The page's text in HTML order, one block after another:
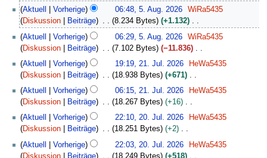
K
e
i
n
e
B
e
r
b
e
i
t
u
Aktuell Vorherige 06:48, 5. Aug. 2026
WiRa5435
Diskussion
Beiträge 8.234 Bytes
+1.132
K
e
n
e
B
e
r
b
e
Aktuell Vorherige 06:29, 5. Aug. 2026
WiRa5435
Diskussion
Beiträge 7.102 Bytes
−11.836
K
e
n
e
B
e
r
Aktuell Vorherige 19:19, 21. Jul. 2026
HeWa5435
Diskussion
Beiträge 18.938 Bytes
+671
K
e
n
e
B
e
Aktuell Vorherige 06:15, 21. Jul. 2026
HeWa5435
Diskussion
Beiträge 18.267 Bytes
+16
K
e
n
Aktuell Vorherige 22:10, 20. Jul. 2026
HeWa5435
Diskussion
Beiträge 18.251 Bytes
+2
K
e
Aktuell Vorherige 22:03, 20. Jul. 2026
HeWa5435
Diskussion
Beiträge 18.249 Bytes
+518